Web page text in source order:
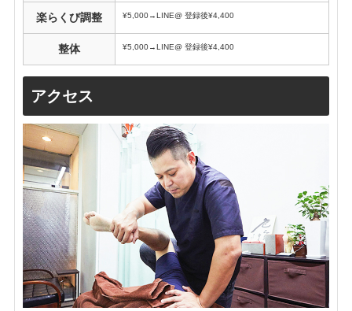
楽らくび調整 ¥5,000→LINE@ 登録後¥4,400
整体 ¥5,000→LINE@ 登録後¥4,400
アクセス